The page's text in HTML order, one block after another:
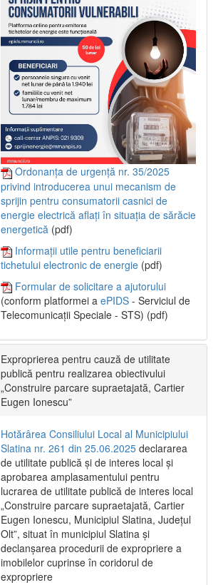
Ordonanța de urgență nr. 35/2025
privind introducerea unui mecanism de
sprijin pentru consumatorii casnici de
energie electrică aflați în situația de sărăcie
energetică (pdf)
Informații utile pentru beneficiarii
tichetului electronic de energie (pdf)
Formular de solicitare a ajutorului
(conform platformei a ePIDS - Serviciul de
Telecomunicații Speciale - STS) (pdf)
Exproprierea pentru cauză de utilitate
publică pentru realizarea obiectivului
„Construire parcare supraetajată, Cartier
Eugen Ionescu”
Hotărârea Consiliului Local al Municipiului
Slatina nr. 261 din 25.06.2025 declararea
de utilitate publică și de interes local și
aprobarea amplasamentului pentru
lucrarea de utilitate publică de interes local
„Construire parcare supraetajată, Cartier
Eugen Ionescu, Municipiul Slatina, Județul
Olt”, situat în municipiul Slatina și
declanșarea procedurii de expropriere a
imobilelor cuprinse în coridorul de
expropriere